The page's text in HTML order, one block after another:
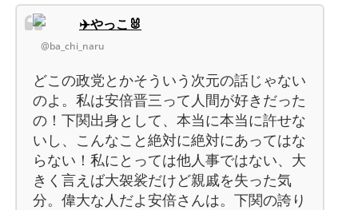
✈️やっこ🐰
@ba_chi_naru
どこの政党とかそういう次元の話じゃない
のよ。私は安倍晋三って人間が好きだった
の！下関出身として、本当に本当に許せな
いし、こんなこと絶対に絶対にあってはな
らない！私にとっては他人事ではない、大
きく言えば大袈裟だけど親戚を失った気
分。偉大な人だよ安倍さんは。下関の誇り